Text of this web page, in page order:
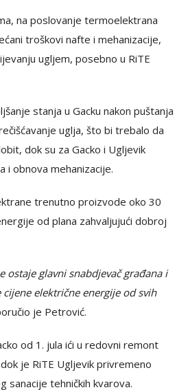
na poslovanje termoelektrana
troškovi nafte i mehanizacije,
ugljem, posebno u RiTE
stanja u Gacku nakon puštanja
uglja, što bi trebalo da
dok su za Gacko i Ugljevik
i obnova mehanizacije.
trenutno proizvode oko 30
od plana zahvaljujući dobroj
ostaje glavni snabdjevač građana i
električne energije od svih
je Petrović.
od 1. jula ići u redovni remont
je RiTE Ugljevik privremeno
sanacije tehničkih kvarova.